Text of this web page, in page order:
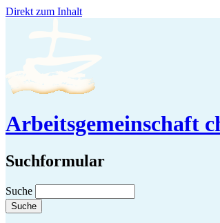
Direkt zum Inhalt
Arbeitsgemeinschaft
Suchformular
Suche